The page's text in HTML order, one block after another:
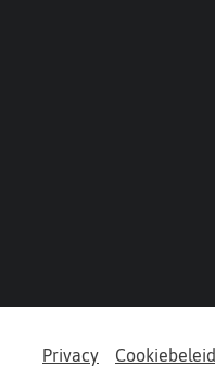
Privacy Cookiebeleid